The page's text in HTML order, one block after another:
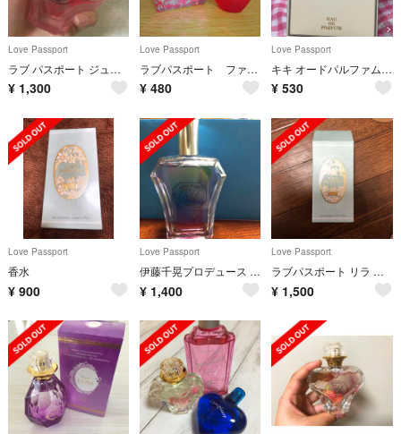
Love Passport
ラブ パスポート ジュリエット キキクレール 香水 伊藤千晃
¥ 1,300
Love Passport
ラブパスポート ファーストラブ オードパルファム
¥ 480
Love Passport
キキ オードパルファム 専用 再出品
¥ 530
Love Passport
香水
¥ 900
Love Passport
伊藤千晃プロデュース ラブパスポート ロミオ キキクレール サマー 2017
¥ 1,400
Love Passport
ラブパスポート リラ オードパルファム
¥ 1,500